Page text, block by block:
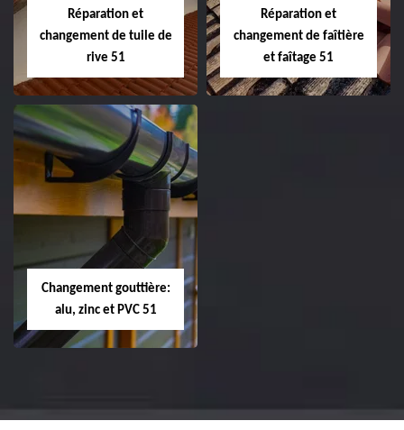
Réparation et
changement de tuile de
rive 51
Réparation et
changement de
tuile de rive 51
Réparation et
changement de faîtière
et faîtage 51
Changement gouttière:
alu, zinc et PVC 51